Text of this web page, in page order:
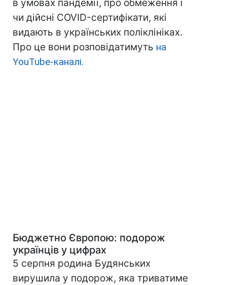
в умовах пандемії, про обмеження і
чи дійсні COVID-сертифікати, які
видають в українських поліклініках.
Про це вони розповідатимуть на
YouTube-каналі.
Бюджетно Європою: подорож
українців у цифрах
5 серпня родина Будянських
вирушила у подорож, яка триватиме